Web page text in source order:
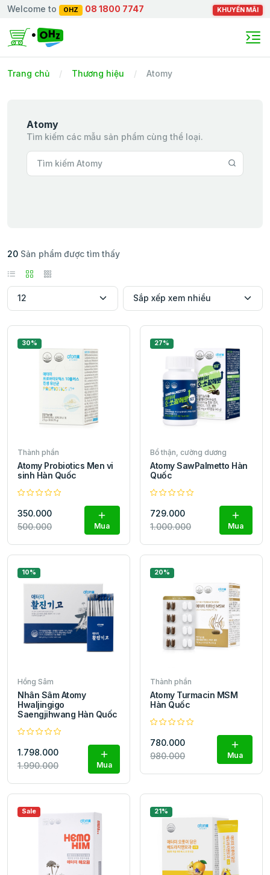
Welcome to OHZ 08 1800 7747 KHUYẾN MÃI
Trang chủ Thương hiệu Atomy
Atomy
Tìm kiếm các mẫu sản phẩm cùng thể loại.
20 Sản phẩm được tìm thấy
30%
Thành phần
Atomy Probiotics Men vi
sinh Hàn Quốc
350.000
500.000
Mua
27%
Bổ thận, cường dương
Atomy SawPalmetto Hàn
Quốc
729.000
1.000.000
Mua
10%
Hồng Sâm
Nhân Sâm Atomy
Hwaljingigo
Saengjihwang Hàn Quốc
1.798.000
1.990.000
Mua
20%
Thành phần
Atomy Turmacin MSM
Hàn Quốc
780.000
980.000
Mua
Sale 21%